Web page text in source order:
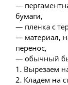
—
бумаги,
— пленка с
— материал,
перенос,
— обычный
1. Вырезаем
2. Кладем на